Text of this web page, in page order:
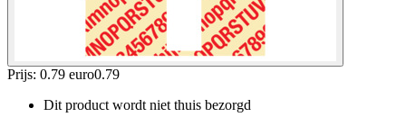
Prijs: 0.79 euro0.79
Dit product wordt niet thuis bezorgd